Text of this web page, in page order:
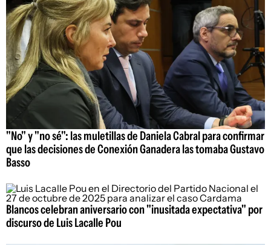
"No" y "no sé": las muletillas de Daniela Cabral para confirmar
que las decisiones de Conexión Ganadera las tomaba Gustavo
Basso
Blancos celebran aniversario con "inusitada expectativa" por
discurso de Luis Lacalle Pou